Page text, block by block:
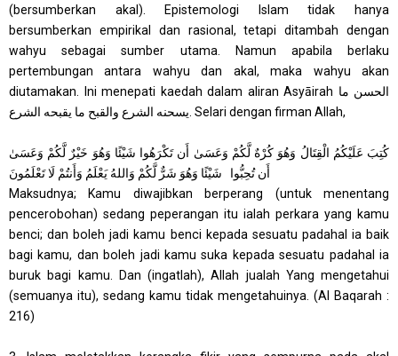
(bersumberkan akal). Epistemologi Islam tidak hanya
bersumberkan empirikal dan rasional, tetapi ditambah dengan
wahyu sebagai sumber utama. Namun apabila berlaku
pertembungan antara wahyu dan akal, maka wahyu akan
diutamakan. Ini menepati kaedah dalam aliran Asyāirah الحسن ما
يسحنه الشرع والقبح ما يقبحه الشرع. Selari dengan firman Allah,
كُتِبَ عَلَيْكُمُ الْقِتَالُ وَهُوَ كُرْهٌ لَّكُمْ وَعَسَىٰ أَن تَكْرَهُوا شَيْئًا وَهُوَ خَيْرٌ لَّكُمْ وَعَسَىٰ
أَن تُحِبُّوا شَيْئًا وَهُوَ شَرٌّ لَّكُمْ وَاللهُ يَعْلَمُ وَأَنتُمْ لَا تَعْلَمُونَ
Maksudnya; Kamu diwajibkan berperang (untuk menentang
pencerobohan) sedang peperangan itu ialah perkara yang kamu
benci; dan boleh jadi kamu benci kepada sesuatu padahal ia baik
bagi kamu, dan boleh jadi kamu suka kepada sesuatu padahal ia
buruk bagi kamu. Dan (ingatlah), Allah jualah Yang mengetahui
(semuanya itu), sedang kamu tidak mengetahuinya. (Al Baqarah :
216)